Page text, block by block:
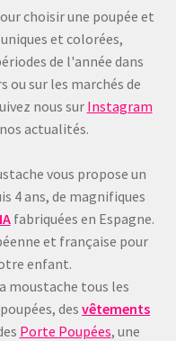
choisir une poupée et
et colorées,
de l'année dans
ou sur les marchés de
nous sur Instagram
actualités.
vous propose un
4 ans, de magnifiques
fabriquées en Espagne.
et française pour
enfant.
moustache tous les
des vêtements
Porte Poupées, une